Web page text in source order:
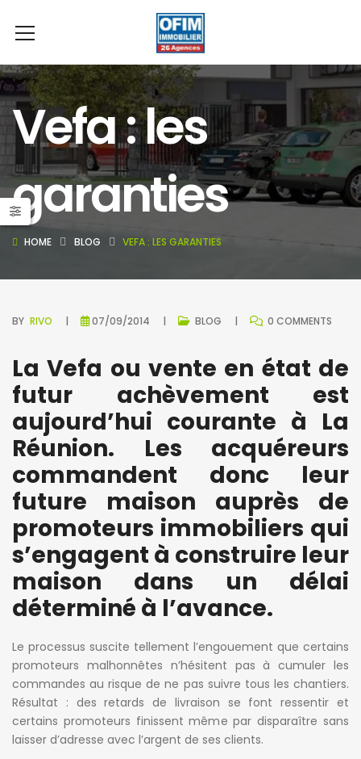
Vefa : les
garanties
HOME BLOG VEFA : LES GARANTIES
BY RIVO 07/09/2014 BLOG 0 COMMENTS
La Vefa ou vente en état de
futur achèvement est
aujourd’hui courante à La
Réunion. Les acquéreurs
commandent donc leur
future maison auprès de
promoteurs immobiliers qui
s’engagent à construire leur
maison dans un délai
déterminé à l’avance.
Le processus suscite tellement l’engouement que certains
promoteurs malhonnêtes n’hésitent pas à cumuler les
commandes au risque de ne pas suivre tous les chantiers.
Résultat : des retards de livraison se font ressentir et
certains promoteurs finissent même par disparaître sans
laisser d’adresse avec l’argent de ses clients.